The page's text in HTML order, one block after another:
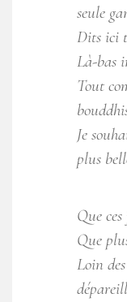
seule
Dits ici
Là-bas
Tout
Je
plus
Que
Que
Loin